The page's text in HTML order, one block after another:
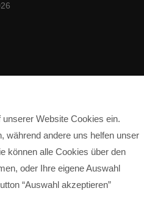
Website Cookies ein.
während andere uns helfen unser
können alle Cookies über den
oder Ihre eigene Auswahl
“Auswahl akzeptieren”